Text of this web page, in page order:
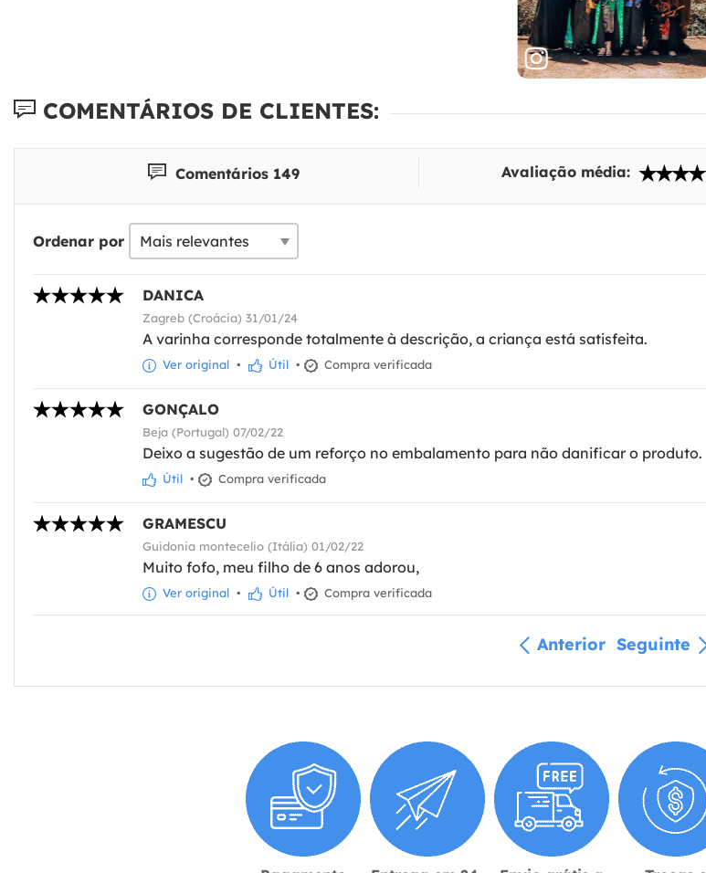
COMENTÁRIOS DE CLIENTES:
Comentários 149 Avaliação média:
Ordenar por
DANICA
Zagreb (Croácia) 31/01/24
A varinha corresponde totalmente à descrição, a criança está satisfeita.
Ver original • Útil • Compra verificada
GONÇALO
Beja (Portugal) 07/02/22
Deixo a sugestão de um reforço no embalamento para não danificar o produto.
Útil • Compra verificada
GRAMESCU
Guidonia montecelio (Itália) 01/02/22
Muito fofo, meu filho de 6 anos adorou,
Ver original • Útil • Compra verificada
Anterior Seguinte